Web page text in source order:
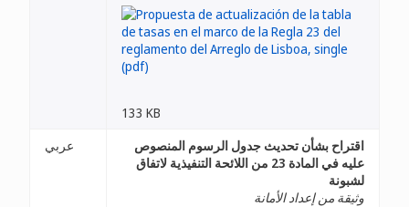
133 KB
عربي
اقتراح بشأن تحديث جدول الرسوم المنصوص
عليه في المادة 23 من اللائحة التنفيذية لاتفاق
لشبونة
وثيقة من إعداد الأمانة